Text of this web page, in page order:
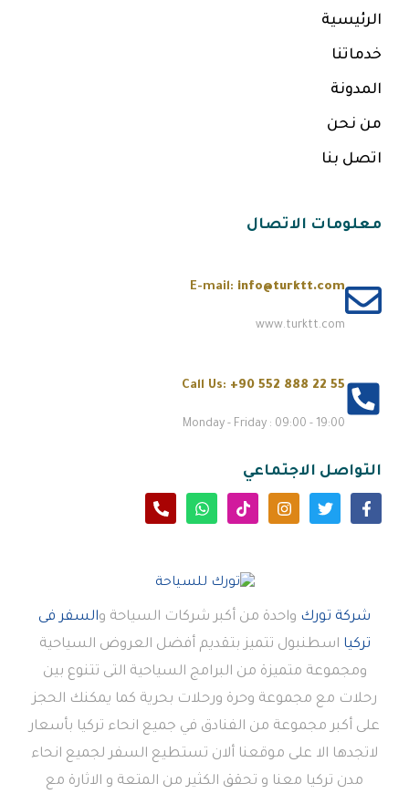
الرئيسية
خدماتنا
المدونة
من نحن
اتصل بنا
معلومات الاتصال
E-mail: info@turktt.com
www.turktt.com
Call Us: +90 552 888 22 55
Monday - Friday : 09:00 - 19:00
التواصل الاجتماعي
شركة تورك واحدة من أكبر شركات السياحة والسفر فى
تركيا اسطنبول تتميز بتقديم أفضل العروض السياحية
ومجموعة متميزة من البرامج السياحية التى تتنوع بين
رحلات مع مجموعة وحرة ورحلات بحرية كما يمكنك الحجز
على أكبر مجموعة من الفنادق في جميع انحاء تركيا بأسعار
لاتجدها الا على موقعنا ألان تستطيع السفر لجميع انحاء
مدن تركيا معنا و تحقق الكثير من المتعة و الاثارة مع